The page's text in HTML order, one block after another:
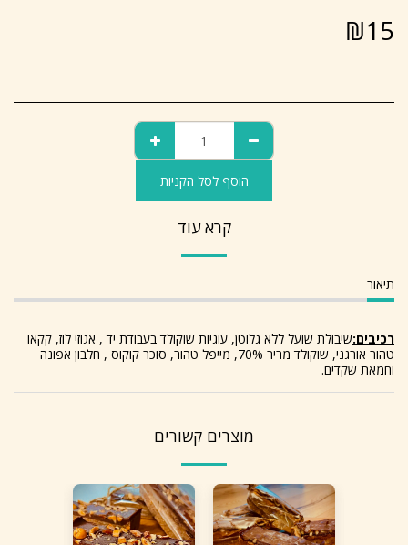
₪15
הוסף לסל הקניות
קרא עוד
תיאור
רכיבים:שיבולת שועל ללא גלוטן, עוגיות שוקולד בעבודת יד , אגוזי לוז, קקאו
טהור אורגני, שוקולד מריר 70%, מייפל טהור, סוכר קוקוס , חלבון אפונה
וחמאת שקדים.
מוצרים קשורים